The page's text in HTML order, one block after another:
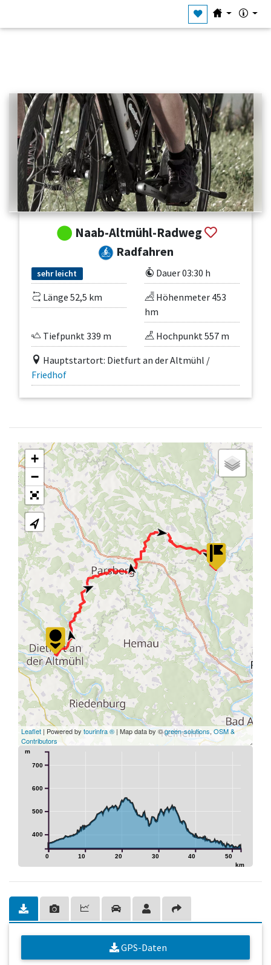
Naab-Altmühl-Radweg
Radfahren
sehr leicht
Dauer 03:30 h
Länge 52,5 km
Höhenmeter 453
hm
Tiefpunkt 339 m
Hochpunkt 557 m
Hauptstartort: Dietfurt an der Altmühl /
Friedhof
+
−
Leaflet | Powered by tourinfra ® | Map data by ©green-solutions, OSM &
Contributors
0 10 20 30 40 50
km
400
500
600
700
m
GPS-Daten